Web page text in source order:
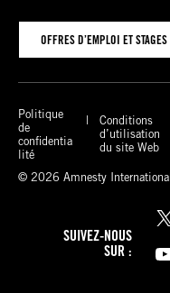
OFFRES D’EMPLOI ET STAGES
Politique
de
confidentia
lité
Conditions
d’utilisation
du site Web
© 2026 Amnesty International
SUIVEZ-NOUS
SUR :
X
YouTube